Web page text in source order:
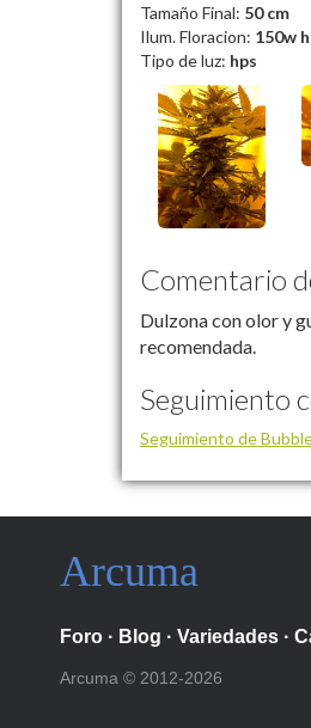
Tamaño Final: 50 cm
Ilum. Floracion: 150w
Tipo de luz: hps
Comentario
Dulzona con olor y
recomendada.
Seguimiento
Seguimiento de
Arcuma
Foro · Blog · Variedades ·
Arcuma © 2012-2026